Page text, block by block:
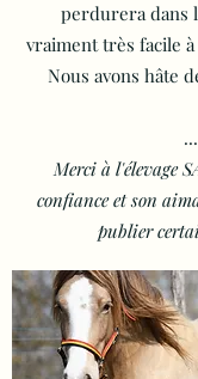
perdurera dans
vraiment très facile
Nous avons hâte
...
Merci à l'élevage
confiance et son
publier